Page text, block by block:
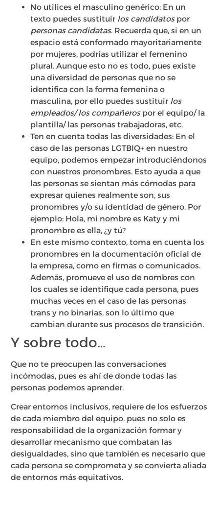
No utilices el masculino genérico: En un
texto puedes sustituir los candidatospor
personas candidatas. Recuerda que, si en un
espacio está conformado mayoritariamente
por mujeres, podrías utilizar el femenino
plural. Aunque esto no es todo, pues existe
una diversidad de personas que no se
identifica con la forma femenina o
masculina, por ello puedes sustituirlos
empleados/ los compañerospor el equipo/ la
plantilla/ las personas trabajadoras, etc.
Ten en cuenta todas las diversidades: En el
caso de las personas LGTBIQ+ en nuestro
equipo, podemos empezar introduciéndonos
con nuestros pronombres. Esto ayuda a que
las personas se sientan más cómodas para
expresar quienes realmente son, sus
pronombres y/o su identidad de género. Por
ejemplo: Hola, mi nombre es Katy y mi
pronombre es ella, ¿y tú?
En este mismo contexto, toma en cuenta los
pronombres en la documentación oficial de
la empresa, como en firmas o comunicados.
Además, promueve el uso de nombres con
los cuales se identifique cada persona, pues
muchas veces en el caso de las personas
trans y no binarias, son lo último que
cambian durante sus procesos de transición.
Y sobre todo…
Que no te preocupen las conversaciones
incómodas, pues es ahí de donde todas las
personas podemos aprender.
Crear entornos inclusivos, requiere de los esfuerzos
de cada miembro del equipo, pues no solo es
responsabilidad de la organización formar y
desarrollar mecanismo que combatan las
desigualdades, sino que también es necesario que
cada persona se comprometa y se convierta aliada
de entornos más equitativos.